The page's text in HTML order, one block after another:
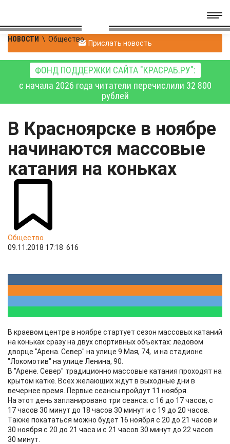
НОВОСТИ \ Общество Прислать новость
ФОНД ПОДДЕРЖКИ САЙТА "КРАСРАБ.РУ":
с начала 2026 года читатели перечислили 32 800
рублей
В Красноярске в ноябре
начинаются массовые
катания на коньках
Общество
09.11.2018 17:18 616
В краевом центре в ноябре стартует сезон массовых катаний
на коньках сразу на двух спортивных объектах: ледовом
дворце "Арена. Север" на улице 9 Мая, 74, и на стадионе
"Локомотив" на улице Ленина, 90.
В "Арене. Север" традиционно массовые катания проходят на
крытом катке. Всех желающих ждут в выходные дни в
вечернее время. Первые сеансы пройдут 11 ноября.
На этот день запланировано три сеанса: с 16 до 17 часов, с
17 часов 30 минут до 18 часов 30 минут и с 19 до 20 часов.
Также покататься можно будет 16 ноября с 20 до 21 часов и
30 ноября с 20 до 21 часа и с 21 часов 30 минут до 22 часов
30 минут.